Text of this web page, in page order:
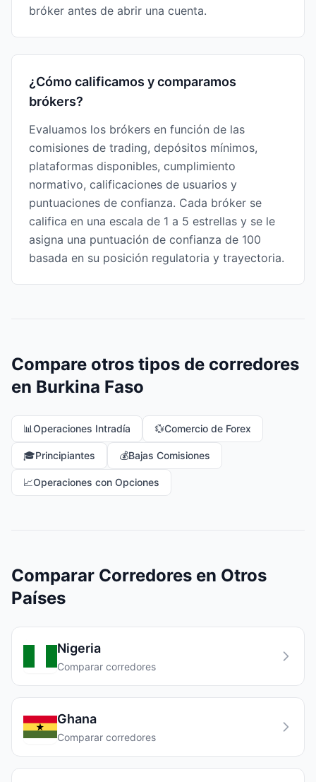
bróker antes de abrir una cuenta.
¿Cómo calificamos y comparamos
brókers?
Evaluamos los brókers en función de las
comisiones de trading, depósitos mínimos,
plataformas disponibles, cumplimiento
normativo, calificaciones de usuarios y
puntuaciones de confianza. Cada bróker se
califica en una escala de 1 a 5 estrellas y se le
asigna una puntuación de confianza de 100
basada en su posición regulatoria y trayectoria.
Compare otros tipos de corredores
en Burkina Faso
📊Operaciones Intradía 💱Comercio de Forex
🎓Principiantes 💰Bajas Comisiones
📈Operaciones con Opciones
Comparar Corredores en Otros
Países
Nigeria
Comparar corredores
Ghana
Comparar corredores